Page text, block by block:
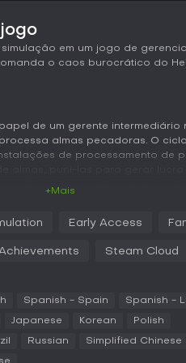
em um jogo de
o caos burocrático do
de um gerente intermediário
almas pecadoras. O
de processamento de
diárias, garantindo que sejam
constante de ressurreição e
eficiência e decisões
do inferno enquanto
ou vingativa como figura
+Mais
Early Access
Steam Cloud
Spanish - Spain Spanish -
Japanese Korean Polish
Russian Simplified Chinese